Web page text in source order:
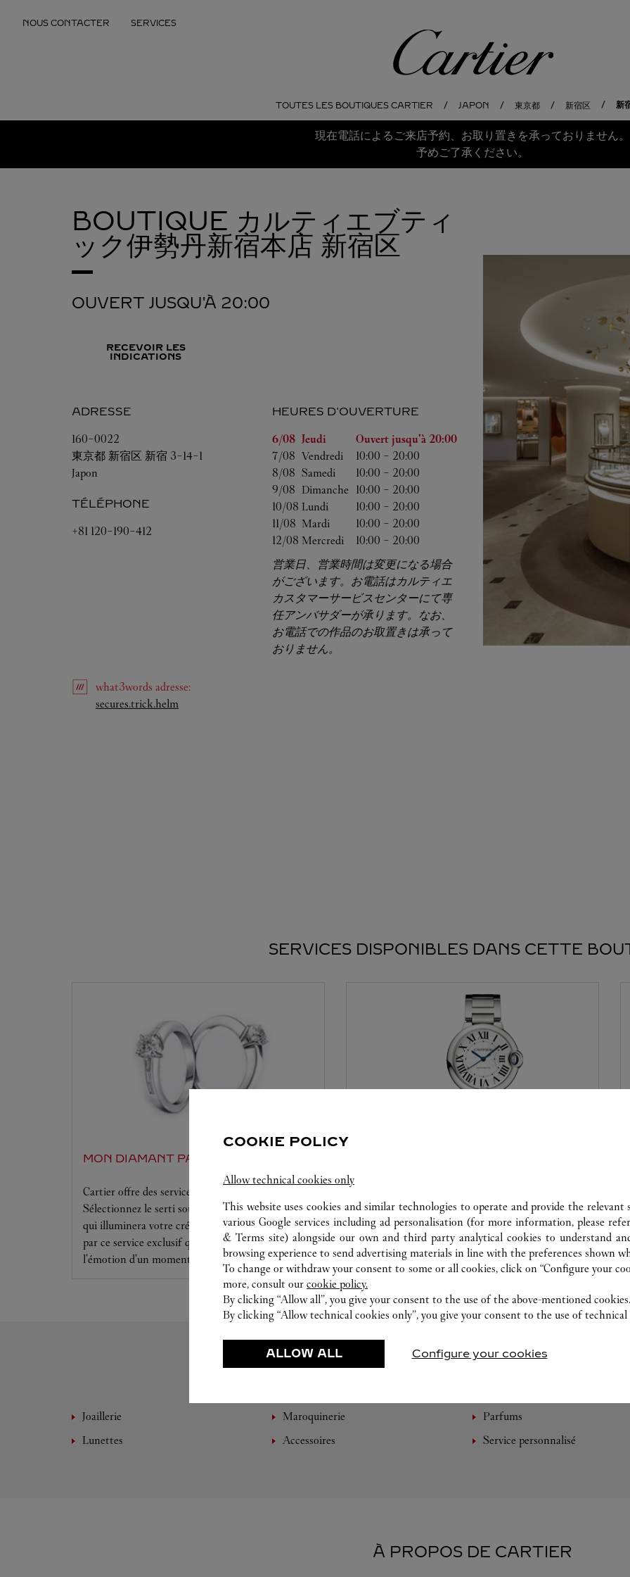
NOUS CONTACTER SERVICES
Cartier
TOUTES LES BOUTIQUES CARTIER JAPON 東京都 新宿区 新
現在電話によるご来店予約、お取り置きを承っておりません。
予めご了承ください。
BOUTIQUE カルティエブティ
ック伊勢丹新宿本店 新宿区
OUVERT JUSQU'À 20:00
RECEVOIR LES
INDICATIONS
ADRESSE
160-0022
東京都 新宿区 新宿 3-14-1
Japon
TÉLÉPHONE
+81 120-190-412
HEURES D'OUVERTURE
Jour de la semaine Heures d'ouverture
6/08 Jeudi Ouvert jusqu'à 20:00
7/08 Vendredi 10:00 - 20:00
8/08 Samedi 10:00 - 20:00
9/08 Dimanche 10:00 - 20:00
10/08 Lundi 10:00 - 20:00
11/08 Mardi 10:00 - 20:00
12/08 Mercredi 10:00 - 20:00
営業日、営業時間は変更になる場合
がございます。お電話はカルティエ
カスタマーサービスセンターにて専
任アンバサダーが承ります。なお、
お電話での作品のお取置きは承って
おりません。
what3words adresse:
secures.trick.helm
SERVICES DISPONIBLES DANS CETTE
MON DIAMANT PAR CARTIER
Cartier offre des services à la mesure de vos rêves.
Sélectionnez le serti souhaité ainsi que le diamant
qui illuminera votre création. Laissez-vous séduire
par ce service exclusif qui vous procurera
l'émotion d'un moment unique.
cette boutique pour effectuer un diagnostic sur
vos créations et procéder lorsque possible à un
service immédiat.
Joaillerie Maroquinerie Parfums
Lunettes
Accessoires Service personnalisé
À PROPOS DE CARTIER
COOKIE POLICY
Allow technical cookies only
This website uses cookies and similar technologies to operate and provide the relevant
various Google services including ad personalisation (for more information, please
& Terms site) alongside our own and third party analytical cookies to understand
browsing experience to send advertising materials in line with the preferences shown
To change or withdraw your consent to some or all cookies, click on “Configure your
more, consult our cookie policy.
By clicking “Allow all”, you give your consent to the use of the above-mentioned cookies.
By clicking “Allow technical cookies only”, you give your consent to the use of technical
ALLOW ALL Configure your cookies